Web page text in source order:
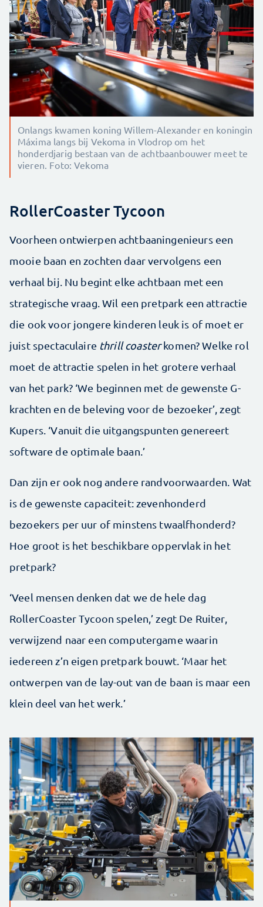
Onlangs kwamen koning Willem-Alexander en koningin
Máxima langs bij Vekoma in Vlodrop om het
honderdjarig bestaan van de achtbaanbouwer meet te
vieren. Foto: Vekoma
RollerCoaster Tycoon
Voorheen ontwierpen achtbaaningenieurs een
mooie baan en zochten daar vervolgens een
verhaal bij. Nu begint elke achtbaan met een
strategische vraag. Wil een pretpark een attractie
die ook voor jongere kinderen leuk is of moet er
juist spectaculaire thrill coasterkomen? Welke rol
moet de attractie spelen in het grotere verhaal
van het park? ‘We beginnen met de gewenste G-
krachten en de beleving voor de bezoeker’, zegt
Kupers. ‘Vanuit die uitgangspunten genereert
software de optimale baan.’
Dan zijn er ook nog andere randvoorwaarden. Wat
is de gewenste capaciteit: zevenhonderd
bezoekers per uur of minstens twaalfhonderd?
Hoe groot is het beschikbare oppervlak in het
pretpark?
‘Veel mensen denken dat we de hele dag
RollerCoaster Tycoon spelen,’ zegt De Ruiter,
verwijzend naar een computergame waarin
iedereen z’n eigen pretpark bouwt. ‘Maar het
ontwerpen van de lay-out van de baan is maar een
klein deel van het werk.’